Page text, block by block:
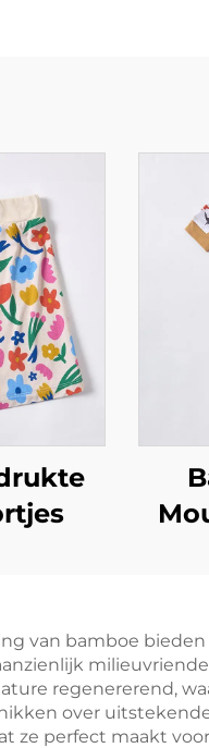
van bamboe
regenererend,
over
ze perfect maakt